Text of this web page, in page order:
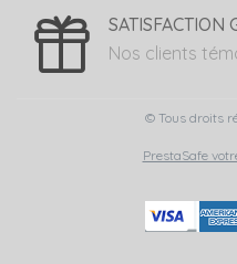
SATISFACTION
Nos clients
© Tous droits
PrestaSafe